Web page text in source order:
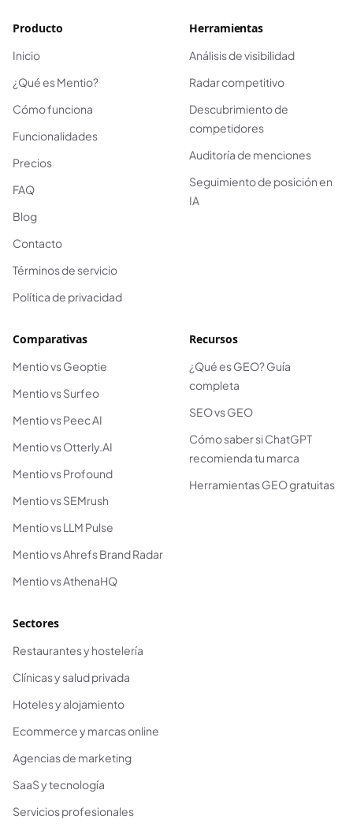
Producto
Inicio
¿Qué es Mentio?
Cómo funciona
Funcionalidades
Precios
FAQ
Blog
Contacto
Términos de servicio
Política de privacidad
Herramientas
Análisis de visibilidad
Radar competitivo
Descubrimiento de
competidores
Auditoría de menciones
Seguimiento de posición en
IA
Comparativas
Mentio vs Geoptie
Mentio vs Surfeo
Mentio vs Peec AI
Mentio vs Otterly.AI
Mentio vs Profound
Mentio vs SEMrush
Mentio vs LLM Pulse
Mentio vs Ahrefs Brand Radar
Mentio vs AthenaHQ
Recursos
¿Qué es GEO? Guía
completa
SEO vs GEO
Cómo saber si ChatGPT
recomienda tu marca
Herramientas GEO gratuitas
Sectores
Restaurantes y hostelería
Clínicas y salud privada
Hoteles y alojamiento
Ecommerce y marcas online
Agencias de marketing
SaaS y tecnología
Servicios profesionales